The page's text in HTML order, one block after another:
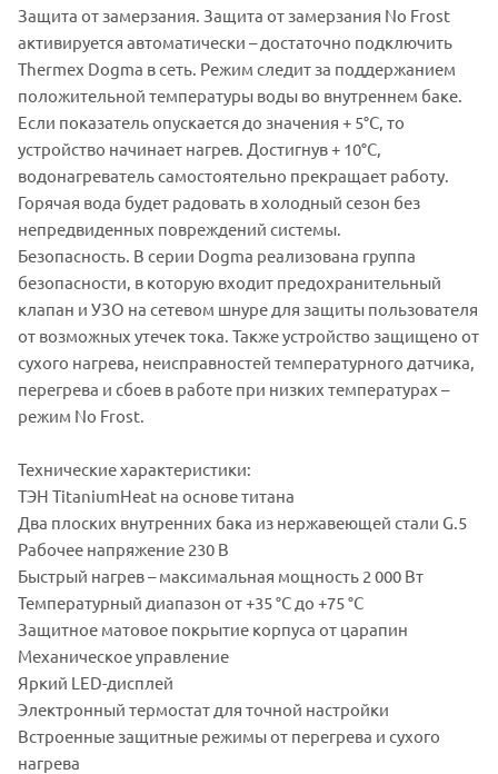
Защита от замерзания. Защита от замерзания No Frost
активируется автоматически – достаточно подключить
Thermex Dogma в сеть. Режим следит за поддержанием
положительной температуры воды во внутреннем баке.
Если показатель опускается до значения + 5°С, то
устройство начинает нагрев. Достигнув + 10°С,
водонагреватель самостоятельно прекращает работу.
Горячая вода будет радовать в холодный сезон без
непредвиденных повреждений системы.
Безопасность. В серии Dogma реализована группа
безопасности, в которую входит предохранительный
клапан и УЗО на сетевом шнуре для защиты пользователя
от возможных утечек тока. Также устройство защищено от
сухого нагрева, неисправностей температурного датчика,
перегрева и сбоев в работе при низких температурах –
режим No Frost.
Технические характеристики:
ТЭН TitaniumHeat на основе титана
Два плоских внутренних бака из нержавеющей стали G.5
Рабочее напряжение 230 В
Быстрый нагрев – максимальная мощность 2 000 Вт
Температурный диапазон от +35 °С до +75 °С
Защитное матовое покрытие корпуса от царапин
Механическое управление
Яркий LED-дисплей
Электронный термостат для точной настройки
Встроенные защитные режимы от перегрева и сухого
нагрева